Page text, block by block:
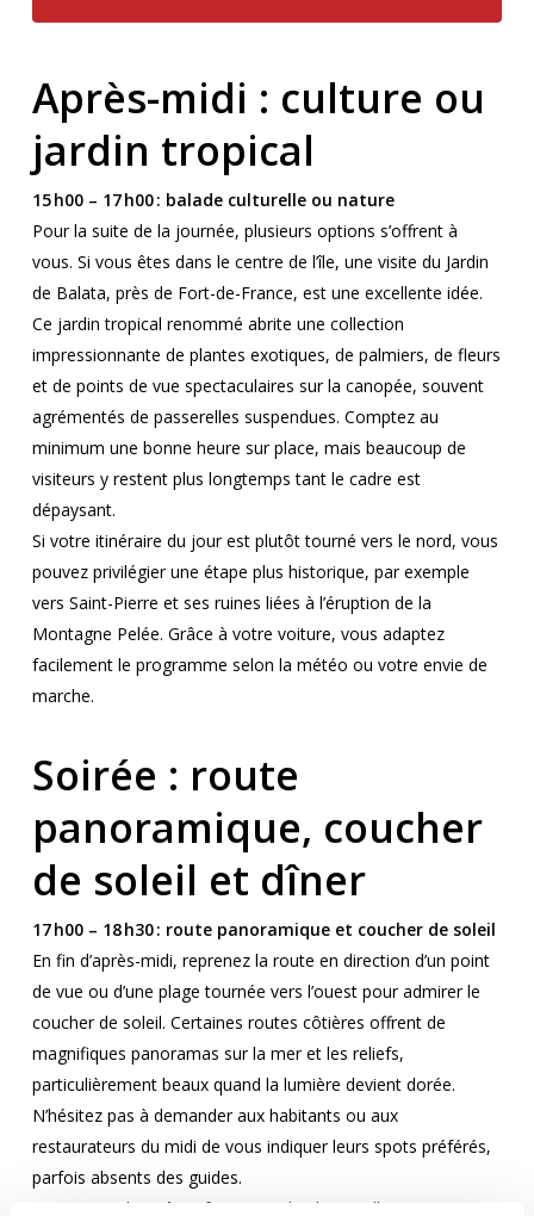
Après-midi : culture ou
jardin tropical
15 h00 – 17 h00 : balade culturelle ou nature
Pour la suite de la journée, plusieurs options s’offrent à
vous. Si vous êtes dans le centre de l’île, une visite du Jardin
de Balata, près de Fort-de-France, est une excellente idée.
Ce jardin tropical renommé abrite une collection
impressionnante de plantes exotiques, de palmiers, de fleurs
et de points de vue spectaculaires sur la canopée, souvent
agrémentés de passerelles suspendues. Comptez au
minimum une bonne heure sur place, mais beaucoup de
visiteurs y restent plus longtemps tant le cadre est
dépaysant.
Si votre itinéraire du jour est plutôt tourné vers le nord, vous
pouvez privilégier une étape plus historique, par exemple
vers Saint-Pierre et ses ruines liées à l’éruption de la
Montagne Pelée. Grâce à votre voiture, vous adaptez
facilement le programme selon la météo ou votre envie de
marche.
Soirée : route
panoramique, coucher
de soleil et dîner
17 h00 – 18 h30 : route panoramique et coucher de soleil
En fin d’après-midi, reprenez la route en direction d’un point
de vue ou d’une plage tournée vers l’ouest pour admirer le
coucher de soleil. Certaines routes côtières offrent de
magnifiques panoramas sur la mer et les reliefs,
particulièrement beaux quand la lumière devient dorée.
N’hésitez pas à demander aux habitants ou aux
restaurateurs du midi de vous indiquer leurs spots préférés,
parfois absents des guides.
Le trajet en lui-même fait partie du plaisir : villages, petites